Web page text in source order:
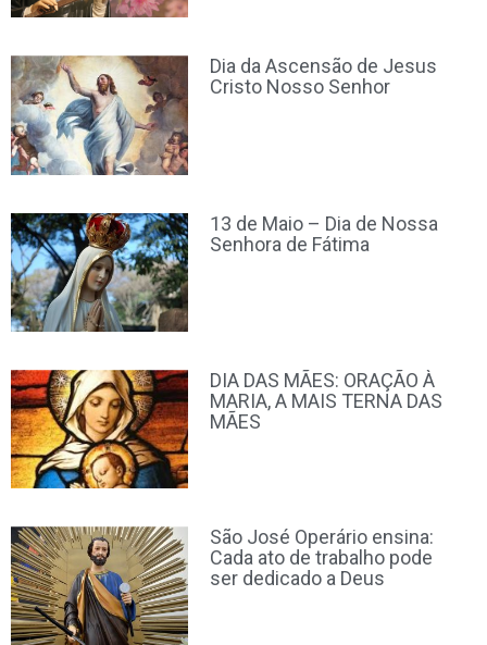
Dia da Ascensão de Jesus
Cristo Nosso Senhor
13 de Maio – Dia de Nossa
Senhora de Fátima
DIA DAS MÃES: ORAÇÃO À
MARIA, A MAIS TERNA DAS
MÃES
São José Operário ensina:
Cada ato de trabalho pode
ser dedicado a Deus